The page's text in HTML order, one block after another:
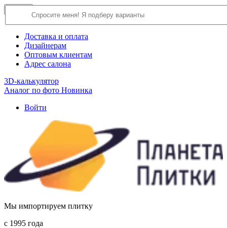
О компании
Доставка и оплата
Дизайнерам
Оптовым клиентам
Адрес салона
3D-калькулятор
Аналог по фото Новинка
Войти
Мы импортируем плитку
c 1995 года